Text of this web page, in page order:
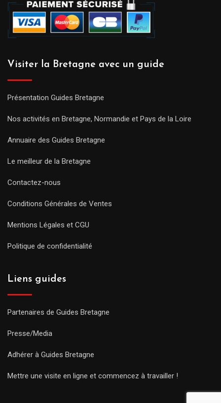
Visiter la Bretagne avec un guide
Présentation Guides Bretagne
Nos activités en Bretagne, Normandie et Pays de la Loire
Annuaire des Guides Bretagne
Le meilleur de la Bretagne
Contactez-nous
Conditions Générales de Ventes
Mentions Légales et CGU
Politique de confidentialité
Liens guides
Partenaires de Guides Bretagne
Presse/Media
Adhérer à Guides Bretagne
Mettre une visite en ligne et commencez à travailler !